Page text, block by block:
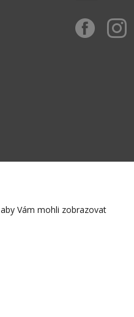
Vám mohli zobrazovat